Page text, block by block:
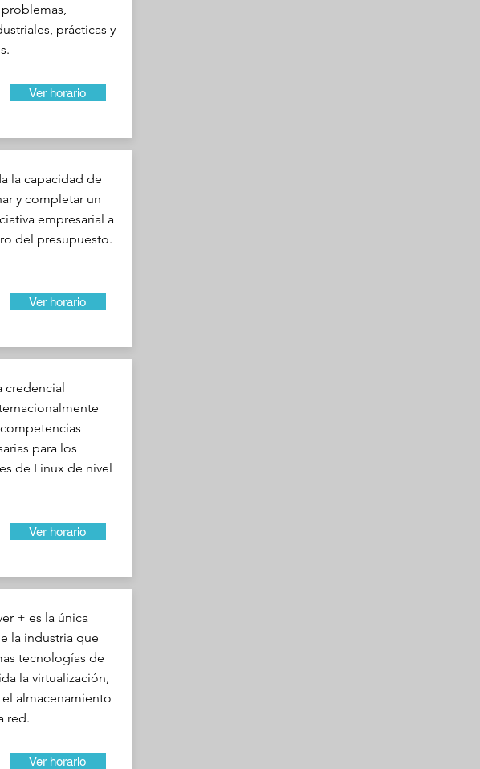
prácticas y
Ver horario
la capacidad de
y completar un
empresarial a
del presupuesto.
Ver horario
credencial
para los
de Linux de nivel
Ver horario
+ es la única
la industria que
tecnologías de
la virtualización,
almacenamiento
red.
Ver horario